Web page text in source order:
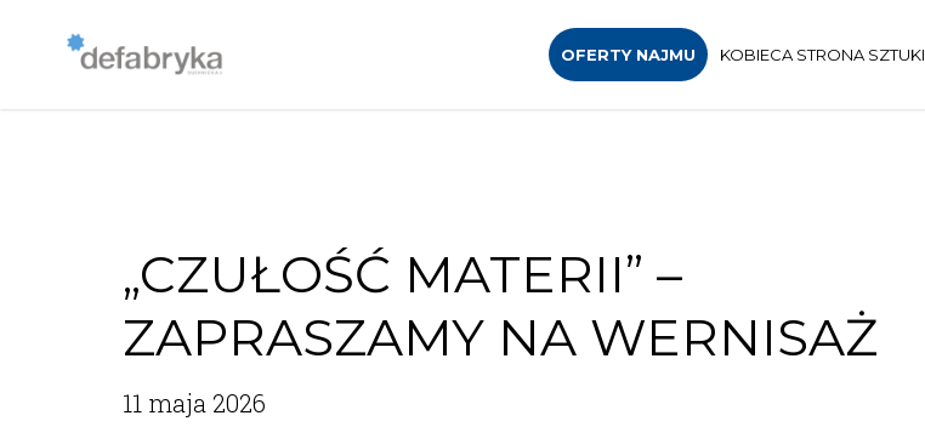
OFERTY NAJMU KOBIECA STRONA SZTUKI
„CZUŁOŚĆ MATERII” –
ZAPRASZAMY NA WERNISAŻ
11 maja 2026